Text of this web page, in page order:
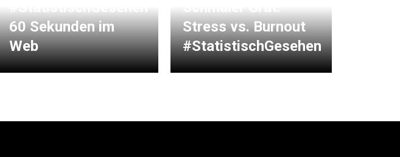
60 Sekunden im
Web
Stress vs. Burnout
#StatistischGesehen